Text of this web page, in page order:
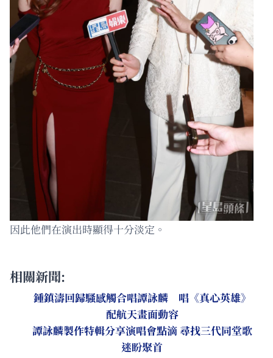
因此他們在演出時顯得十分淡定。
相關新聞:
鍾鎮濤回歸騷感觸合唱譚詠麟 唱《真心英雄》
配航天畫面動容
譚詠麟製作特輯分享演唱會點滴 尋找三代同堂歌
迷盼聚首